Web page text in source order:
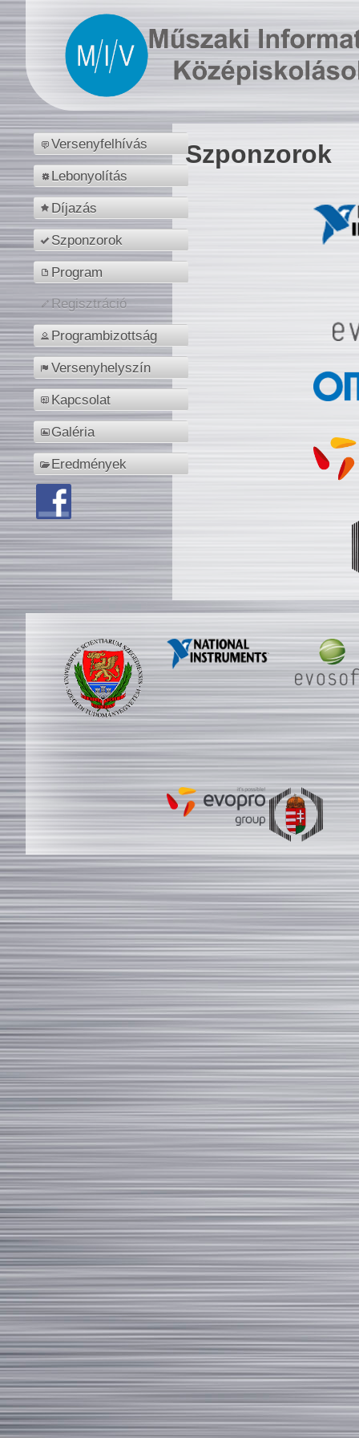
Versenyfelhívás
Lebonyolítás
Díjazás
Szponzorok
Program
Regisztráció
Programbizottság
Versenyhelyszín
Kapcsolat
Galéria
Eredmények
Szponzorok